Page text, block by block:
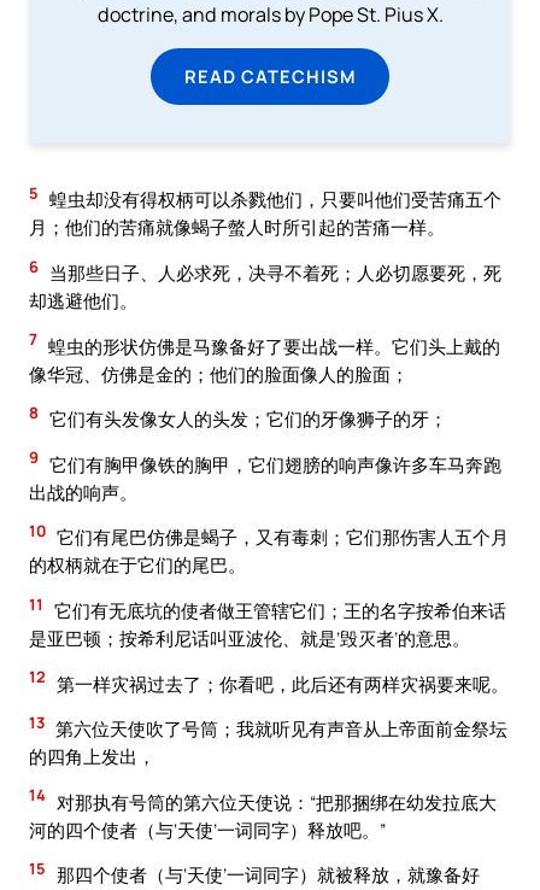
doctrine, and morals by Pope St. Pius X.
READ CATECHISM
5 蝗虫却没有得权柄可以杀戮他们，只要叫他们受苦痛五个
月；他们的苦痛就像蝎子螫人时所引起的苦痛一样。
6 当那些日子、人必求死，决寻不着死；人必切愿要死，死
却逃避他们。
7 蝗虫的形状仿佛是马豫备好了要出战一样。它们头上戴的
像华冠、仿佛是金的；他们的脸面像人的脸面；
8 它们有头发像女人的头发；它们的牙像狮子的牙；
9 它们有胸甲像铁的胸甲，它们翅膀的响声像许多车马奔跑
出战的响声。
10 它们有尾巴仿佛是蝎子，又有毒刺；它们那伤害人五个月
的权柄就在于它们的尾巴。
11
它们有无底坑的使者做王管辖它们；王的名字按希伯来话
是亚巴顿；按希利尼话叫亚波伦、就是‘毁灭者’的意思。
12 第一样灾祸过去了；你看吧，此后还有两样灾祸要来呢。
13 第六位天使吹了号筒；我就听见有声音从上帝面前金祭坛
的四角上发出，
14 对那执有号筒的第六位天使说：“把那捆绑在幼发拉底大
河的四个使者（与‘天使’一词同字）释放吧。”
15 那四个使者（与‘天使’一词同字）就被释放，就豫备好